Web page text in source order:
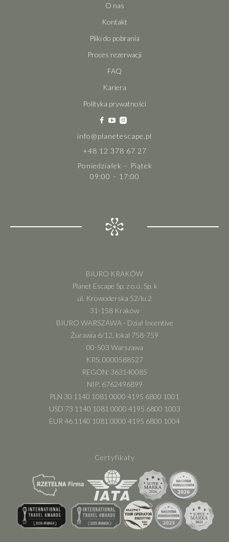
O nas
Kontakt
Pliki do pobrania
Proces rezerwacji
FAQ
Kariera
Polityka prywatności
info@planetescape.pl
+48 12 378 67 27
Poniedziałek – Piątek
09:00 – 17:00
BIURO KRAKÓW
Planet Escape Sp. z o.o. Sp. k
ul. Krowoderska 52/lu.2
31-158 Kraków
BIURO WARSZAWA - Dział Incentive
Żurawia 6/12, lokal 758-759
00-503 Warszawa
KRS: 0000588527
REGON: 363140085
NIP: 6762496899
PLN 30 1140 1081 0000 4195 6800 1001
USD 73 1140 1081 0000 4195 6800 1003
EUR 46 1140 1081 0000 4195 6800 1004
Certyfikaty